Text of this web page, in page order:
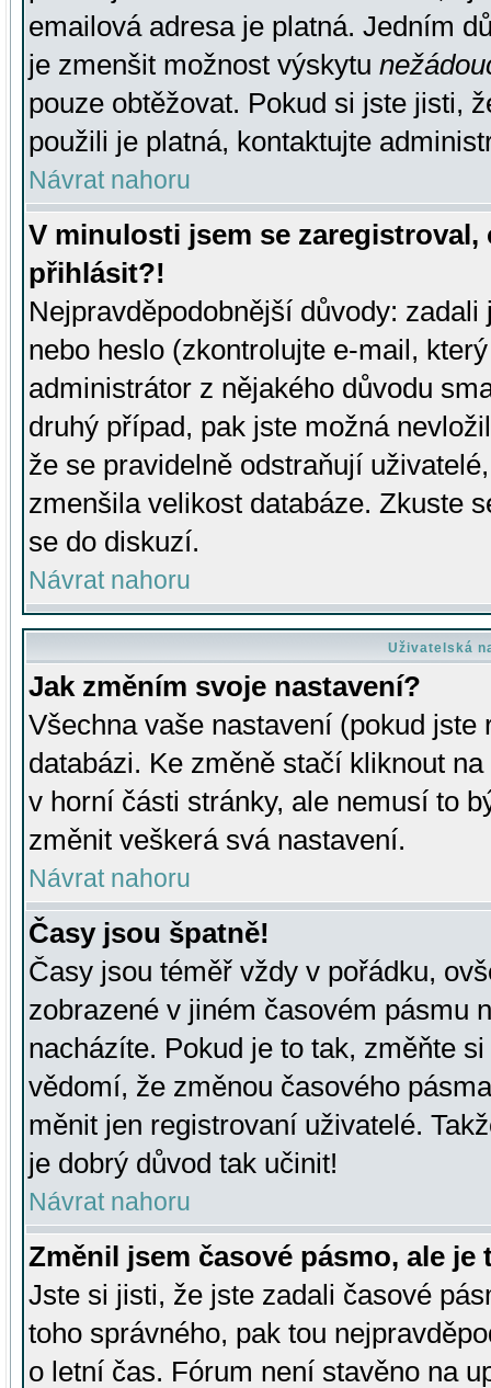
emailová adresa je platná. Jedním
je zmenšit možnost výskytu
pouze obtěžovat. Pokud si jste jisti,
použili je platná, kontaktujte
Návrat nahoru
V minulosti jsem se
přihlásit?!
Nejpravděpodobnější důvody:
nebo heslo (zkontrolujte e-mail,
administrátor z nějakého důvodu
druhý případ, pak jste možná
že se pravidelně odstraňují
zmenšila velikost databáze. Zkuste
se do diskuzí.
Návrat nahoru
Uživatelská
Jak změním svoje nastavení?
Všechna vaše nastavení (pokud
databázi. Ke změně stačí kliknout
v horní části stránky, ale nemusí to
změnit veškerá svá nastavení.
Návrat nahoru
Časy jsou špatně!
Časy jsou téměř vždy v pořádku,
zobrazené v jiném časovém pásmu
nacházíte. Pokud je to tak, změňte
vědomí, že změnou časového
měnit jen registrovaní uživatelé.
je dobrý důvod tak učinit!
Návrat nahoru
Změnil jsem časové pásmo, ale je
Jste si jisti, že jste zadali časové
toho správného, pak tou
o letní čas. Fórum není stavěno na